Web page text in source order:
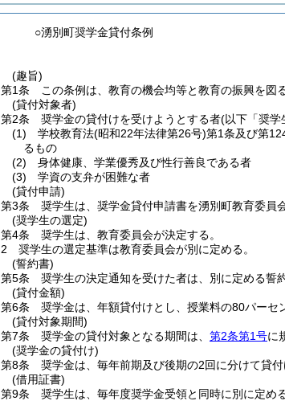
○湧別町奨学金貸付条例
(趣旨)
第1条
この条例は、教育の機会均等と教育の振興を図
(貸付対象者)
第2条
奨学金の貸付けを受けようとする者(以下「奨学
(1)
学校教育法(昭和22年法律第26号)第1条及び第
るもの
(2)
身体健康、学業優秀及び性行善良である者
(3)
学資の支弁が困難な者
(貸付申請)
第3条
奨学生は、奨学金貸付申請書を湧別町教育委員
(奨学生の選定)
第4条
奨学生は、教育委員会が決定する。
2
奨学生の選定基準は教育委員会が別に定める。
(誓約書)
第5条
奨学生の決定通知を受けた者は、別に定める誓
(貸付金額)
第6条
奨学金は、年額貸付けとし、授業料の80パーセ
(貸付対象期間)
第7条
奨学金の貸付対象となる期間は、 第2条第1号に
(奨学金の貸付け)
第8条
奨学金は、毎年前期及び後期の2回に分けて貸付
(借用証書)
第9条
奨学生は、毎年度奨学金受領と同時に別に定め